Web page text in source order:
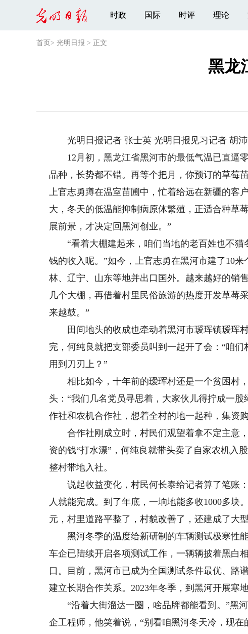
时政 国际 时评 理论
首页 > 光明日报 > 正文
黑龙
光明日报记者 张士英 光明日报见习记者 胡
12月初，黑龙江省黑河市的最低气温已直逼
品种，长势都不错。再等个把月，你预订的草莓
上官志勇蹲在温室苗圃中，忙着给远在新疆的客
大，冬天的低温能抑制病原体繁殖，正适合种草
展前景，才决定回黑河创业。”
“看着大棚建起来，咱们当地的老百姓也不猫
钱的收入呢。”如今，上官志勇在黑河市建了10
林、辽宁、山东等地并出口国外。越来越好的销
几个大棚，再借着村里民俗旅游的热度开发草莓
来越鼓。”
田间地头的收成也牵动着黑河市瑷珲镇瑷珲
完，何纯良就把支部委员叫到一起开了会：“咱
用到刀刃上？”
相比如今，十年前的瑷珲村还是一个贫困村
头：“我们几名党员寻思着，大家伙儿得拧成一
作社和农机合作社，想着全村的地一起种，集资
合作社刚成立时，村民们观望着拿不定主意
资的钱“打水漂”，何纯良就带头卖了自家农机入
整村带地入社。
说起收益变化，村民何长泰给记者算了笔账：
人就能完成。到了年底，一垧地能多收1000多块
元，村里道路平整了，村貌改善了，还建成了大
黑河冬季的温度给新研制的车辆测试极寒性
车企已陆续开启各项测试工作，一辆辆披着黑白
口。目前，黑河市已成为全国测试条件最优、路
建立长期合作关系。2023年冬季，到黑河开展寒
“沿着大街溜达一圈，啥品牌都能看到。”黑
企工程师，他笑着说，“别看咱黑河冬天冷，现在